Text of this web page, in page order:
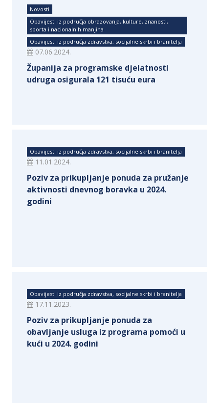
Novosti
Obavijesti iz područja obrazovanja, kulture, znanosti,
sporta i nacionalnih manjina
Obavijesti iz područja zdravstva, socijalne skrbi i branitelja
07.06.2024.
Županija za programske djelatnosti
udruga osigurala 121 tisuću eura
Obavijesti iz područja zdravstva, socijalne skrbi i branitelja
11.01.2024.
Poziv za prikupljanje ponuda za pružanje
aktivnosti dnevnog boravka u 2024.
godini
Obavijesti iz područja zdravstva, socijalne skrbi i branitelja
17.11.2023.
Poziv za prikupljanje ponuda za
obavljanje usluga iz programa pomoći u
kući u 2024. godini